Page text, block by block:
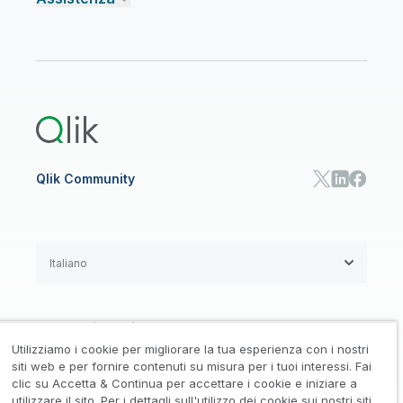
Qlik Cloud Analytics
Qlik Community
Accordi legali
Informativa su privacy e cookie /
Italiano
Utilizziamo i cookie per migliorare la tua esperienza con i nostri
siti web e per fornire contenuti su misura per i tuoi interessi. Fai
clic su Accetta & Continua per accettare i cookie e iniziare a
utilizzare il sito. Per i dettagli sull'utilizzo dei cookie sui nostri siti,